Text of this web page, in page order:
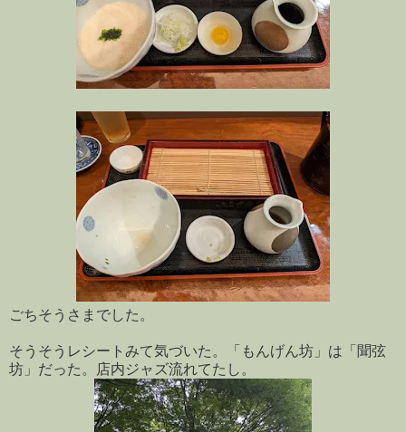
ごちそうさまでした。
そうそうレシートみて気づいた。「もんげん坊」は「聞弦
坊」だった。店内ジャズ流れてたし。